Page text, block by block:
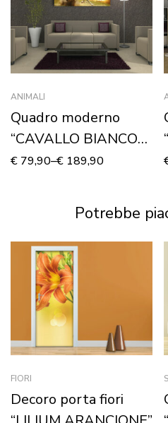
ANIMALI
Quadro moderno
“CAVALLO BIANCO
CHE CORRE”
€ 79,90–€ 189,90
Potrebbe
FIORI
Decoro porta fiori